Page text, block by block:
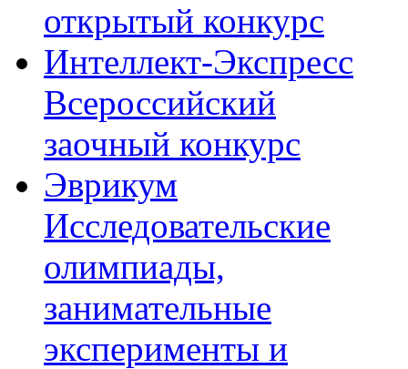
открытый конкурс
Интеллект-Экспресс
Всероссийский
заочный конкурс
Эврикум
Исследовательские
олимпиады,
занимательные
эксперименты и